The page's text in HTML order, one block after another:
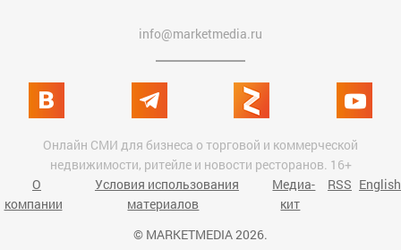
info@marketmedia.ru
Онлайн СМИ для бизнеса о торговой и коммерческой
недвижимости, ритейле и новости ресторанов. 16+
О
компании
Условия использования
материалов
Медиа-
кит
RSS English
© MARKETMEDIA 2026.